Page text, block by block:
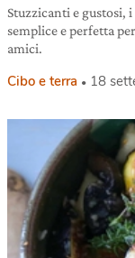
Stuzzicanti e gustosi,
semplice e perfetta
amici.
Cibo e terra 18